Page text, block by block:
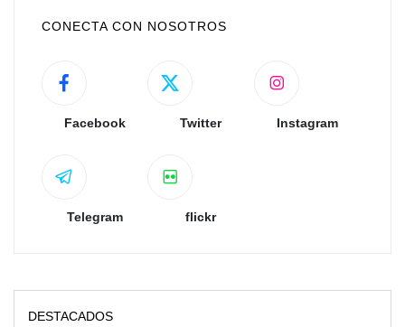
CONECTA CON NOSOTROS
Facebook Twitter Instagram
Telegram flickr
DESTACADOS